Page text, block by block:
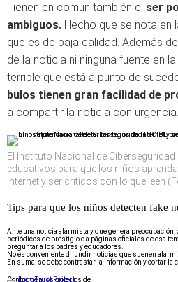
Tienen en común también el ser
ambiguos. Hecho que se nota en
que es de baja calidad. Además
de la noticia ni ninguna fuente en
terrible que está a punto de
bulos tienen gran facilidad de
a compartir la noticia con urgencia.
El Instituto Nacional de
educativos para que los niños
internet y ser críticos con lo que leen
Tips para que los niños detecten fake
Ante una noticia alarmista y que genera
periódicos de prestigio o a páginas oficiales de esa
preguntar a los padres y educadores.
No es conveniente difundir noticias que suenen
En suma: se debe contrastar la información y cortar la
Conforme a los criterios de